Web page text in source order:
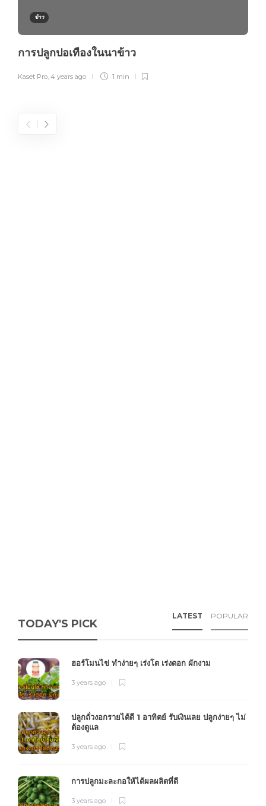
ข้าว
การปลูกปอเทืองในนาข้าว
Kaset Pro, 4 years ago 1 min
TODAY'S PICK
LATEST POPULAR
ฮอร์โมนไข่ ทำง่ายๆ เร่งโต เร่งดอก ผักงาม
3 years ago
ปลูกถั่วงอกรายได้ดี 1 อาทิตย์ รับเงินเลย ปลูกง่ายๆ ไม่
ต้องดูแล
3 years ago
การปลูกมะละกอให้ได้ผลผลิตที่ดี
3 years ago